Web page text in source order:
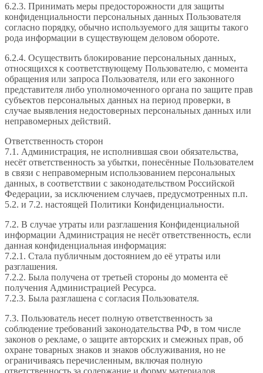
6.2.3. Принимать меры предосторожности для защиты
конфиденциальности персональных данных Пользователя
согласно порядку, обычно используемого для защиты такого
рода информации в существующем деловом обороте.
6.2.4. Осуществить блокирование персональных данных,
относящихся к соответствующему Пользователю, с момента
обращения или запроса Пользователя, или его законного
представителя либо уполномоченного органа по защите прав
субъектов персональных данных на период проверки, в
случае выявления недостоверных персональных данных или
неправомерных действий.
Ответственность сторон
7.1. Администрация, не исполнившая свои обязательства,
несёт ответственность за убытки, понесённые Пользователем
в связи с неправомерным использованием персональных
данных, в соответствии с законодательством Российской
Федерации, за исключением случаев, предусмотренных п.п.
5.2. и 7.2. настоящей Политики Конфиденциальности.
7.2. В случае утраты или разглашения Конфиденциальной
информации Администрация не несёт ответственность, если
данная конфиденциальная информация:
7.2.1. Стала публичным достоянием до её утраты или
разглашения.
7.2.2. Была получена от третьей стороны до момента её
получения Администрацией Ресурса.
7.2.3. Была разглашена с согласия Пользователя.
7.3. Пользователь несет полную ответственность за
соблюдение требований законодательства РФ, в том числе
законов о рекламе, о защите авторских и смежных прав, об
охране товарных знаков и знаков обслуживания, но не
ограничиваясь перечисленным, включая полную
ответственность за содержание и форму материалов.